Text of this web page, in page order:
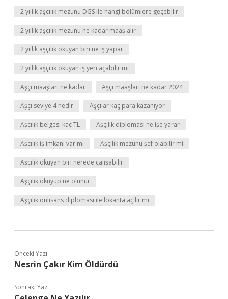
2 yıllık aşçılık mezunu DGS ile hangi bölümlere geçebilir
2 yıllık aşçılık mezunu ne kadar maaş alır
2 yıllık aşçılık okuyan biri ne iş yapar
2 yıllık aşçılık okuyan iş yeri açabilir mi
Aşçı maaşları ne kadar Aşçı maaşları ne kadar 2024
Aşçı seviye 4 nedir Aşçılar kaç para kazanıyor
Aşçılık belgesi kaç TL Aşçılık diploması ne işe yarar
Aşçılık iş imkanı var mı Aşçılık mezunu şef olabilir mi
Aşçılık okuyan biri nerede çalışabilir
Aşçılık okuyup ne olunur
Aşçılık önlisans diploması ile lokanta açılır mı
Önceki Yazı
Nesrin Çakır Kim Öldürdü
Sonraki Yazı